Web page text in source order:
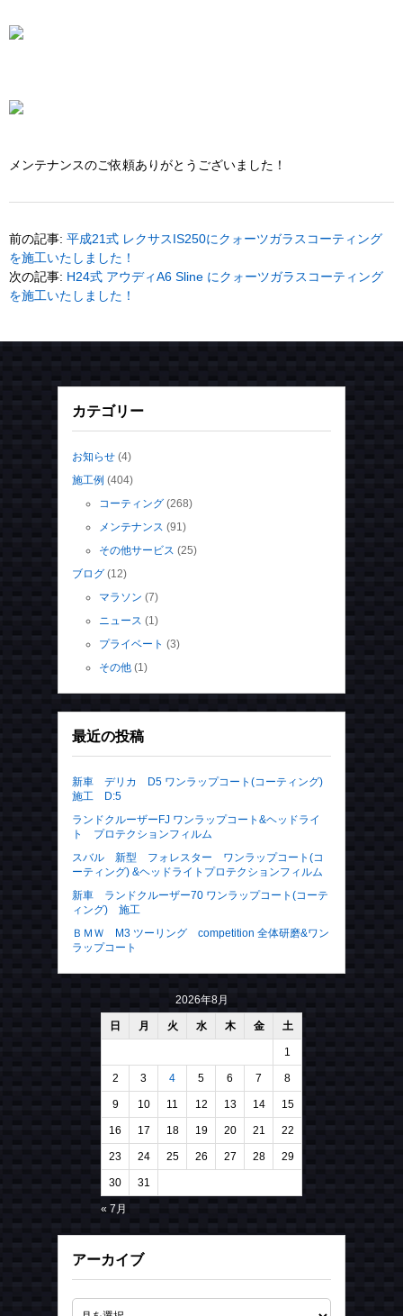
メンテナンスのご依頼ありがとうございました！
前の記事: 平成21式 レクサスIS250にクォーツガラスコーティング
を施工いたしました！
次の記事: H24式 アウディA6 Sline にクォーツガラスコーティング
を施工いたしました！
カテゴリー
お知らせ (4)
施工例 (404)
コーティング (268)
メンテナンス (91)
その他サービス (25)
ブログ (12)
マラソン (7)
ニュース (1)
プライベート (3)
その他 (1)
最近の投稿
新車 デリカ D5 ワンラップコート(コーティング)
施工 D:5
ランドクルーザーFJ ワンラップコート&ヘッドライ
ト プロテクションフィルム
スバル 新型 フォレスター ワンラップコート(コ
ーティング) &ヘッドライトプロテクションフィルム
新車 ランドクルーザー70 ワンラップコート(コーテ
ィング) 施工
ＢＭＷ M3 ツーリング competition 全体研磨&ワン
ラップコート
2026年8月
日 月 火 水 木 金 土
1
2 3 4 5 6 7 8
9 10 11 12 13 14 15
16 17 18 19 20 21 22
23 24 25 26 27 28 29
30 31
« 7月
アーカイブ